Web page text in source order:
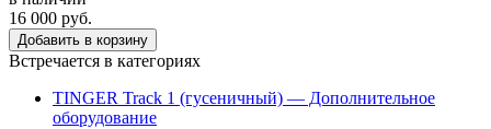
16 000 руб.
Добавить в корзину
Встречается в категориях
TINGER Track 1 (гусеничный) — Дополнительное
оборудование